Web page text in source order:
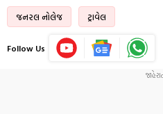
જનરલ નોલેજ ટ્રાવેલ
Follow Us